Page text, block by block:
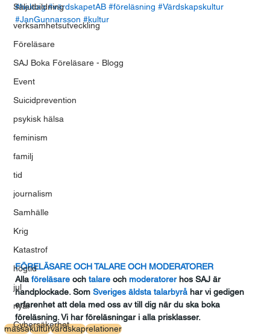
Säljutbildning
verksamhetsutveckling
Föreläsare
SAJ Boka Föreläsare - Blogg
Event
Suicidprevention
psykisk hälsa
feminism
familj
tid
journalism
Samhälle
Krig
Katastrof
högtid
jul
nyår
Cybersäkerhet
#heldag #värdskapetAB #föreläsning #Värdskapskultur
#JanGunnarsson #kultur
FÖRELÄSARE OCH TALARE OCH MODERATORER
Alla föreläsare och talare och moderatorer hos SAJ är
handplockade. Som Sveriges äldsta talarbyrå har vi gedigen
erfarenhet att dela med oss av till dig när du ska boka
föreläsning. Vi har föreläsningar i alla prisklasser.
mässakulturvärdskaprelationer